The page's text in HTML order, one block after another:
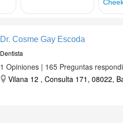
Dr. Cosme Gay Escoda
Dentista
1 Opiniones | 165 Preguntas
Vilana 12 , Consulta 171, 08022,